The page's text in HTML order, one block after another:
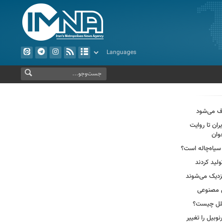
می‌شود
تا روایت
است؟
کردند
مصنوعی
را تغییر